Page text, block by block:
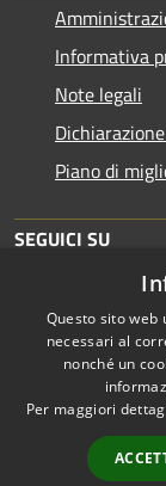
Informativa
Note legali
Piano di
SEGUICI SU
RSS
Accessibilità
Questo sito web
necessari al
nonché un
Per maggiori